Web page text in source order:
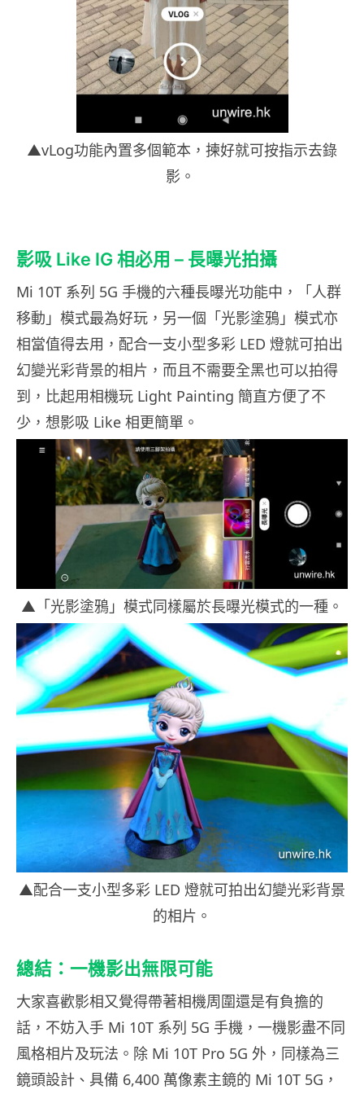
▲vLog功能內置多個範本，揀好就可按指示去錄
影。
影吸 Like IG 相必用 – 長曝光拍攝
Mi 10T 系列 5G 手機的六種長曝光功能中，「人群
移動」模式最為好玩，另一個「光影塗鴉」模式亦
相當值得去用，配合一支小型多彩 LED 燈就可拍出
幻變光彩背景的相片，而且不需要全黑也可以拍得
到，比起用相機玩 Light Painting 簡直方便了不
少，想影吸 Like 相更簡單。
▲「光影塗鴉」模式同樣屬於長曝光模式的一種。
▲配合一支小型多彩 LED 燈就可拍出幻變光彩背景
的相片。
總結：一機影出無限可能
大家喜歡影相又覺得帶著相機周圍還是有負擔的
話，不妨入手 Mi 10T 系列 5G 手機，一機影盡不同
風格相片及玩法。除 Mi 10T Pro 5G 外，同樣為三
鏡頭設計、具備 6,400 萬像素主鏡的 Mi 10T 5G，